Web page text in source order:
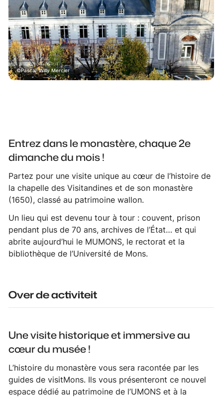
Pascal-Willy Mercier
Entrez dans le monastère, chaque 2e
dimanche du mois !
Partez pour une visite unique au cœur de l’histoire de
la chapelle des Visitandines et de son monastère
(1650), classé au patrimoine wallon.
Un lieu qui est devenu tour à tour : couvent, prison
pendant plus de 70 ans, archives de l’État… et qui
abrite aujourd’hui le MUMONS, le rectorat et la
bibliothèque de l’Université de Mons.
Over de activiteit
Une visite historique et immersive au
cœur du musée !
L’histoire du monastère vous sera racontée par les
guides de visitMons. Ils vous présenteront ce nouvel
espace dédié au patrimoine de l’UMONS et à la